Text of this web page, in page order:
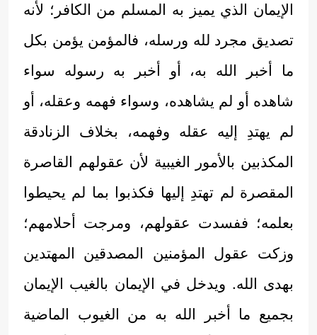
الإيمان الذي يميز به المسلم من الكافر؛ لأنه
تصديق مجرد لله ورسله، فالمؤمن يؤمن بكل
ما أخبر الله به، أو أخبر به رسوله سواء
شاهده أو لم يشاهده، وسواء فهمه وعقله، أو
لم يهتدِ إليه عقله وفهمه، بخلاف الزنادقة
المكذبين بالأمور الغيبية لأن عقولهم القاصرة
المقصرة لم تهتدِ إليها فكذبوا بما لم يحيطوا
بعلمه؛ ففسدت عقولهم، ومرجت أحلامهم؛
وزكت عقول المؤمنين المصدقين المهتدين
بهدى الله. ويدخل في الإيمان بالغيب الإيمان
بجميع ما أخبر الله به من الغيوب الماضية